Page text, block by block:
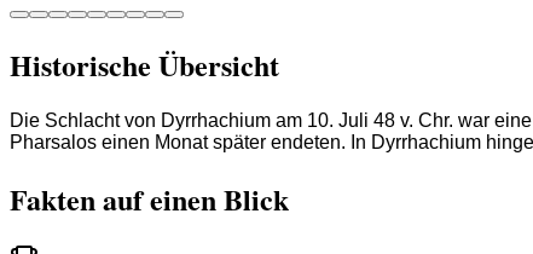
Historische Übersicht
Die Schlacht von Dyrrhachium am 10. Juli 48 v. Chr. war
Pharsalos einen Monat später endeten. In Dyrrhachium
Fakten auf einen Blick